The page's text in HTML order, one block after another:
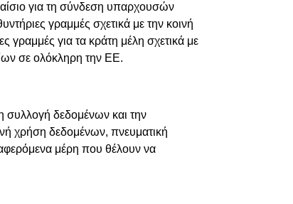
για τη σύνδεση υπαρχουσών
γραμμές σχετικά με την κοινή
γραμμές για τα κράτη μέλη σχετικά με
σε ολόκληρη την ΕΕ.
συλλογή δεδομένων και την
χρήση δεδομένων, πνευματική
μέρη που θέλουν να